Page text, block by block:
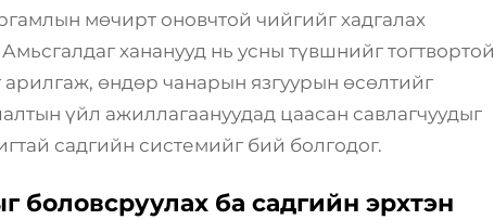
мөчирт оновчтой чийгийг хадгалах
хананууд нь усны түвшнийг тогтвортой
арилгаж, өндөр чанарын язгуурын өсөлтийг
үйл ажиллагаануудад цаасан савлагчуудыг
садгийн системийг бий болгодог.
боловсруулах ба садгийн эрхтэн